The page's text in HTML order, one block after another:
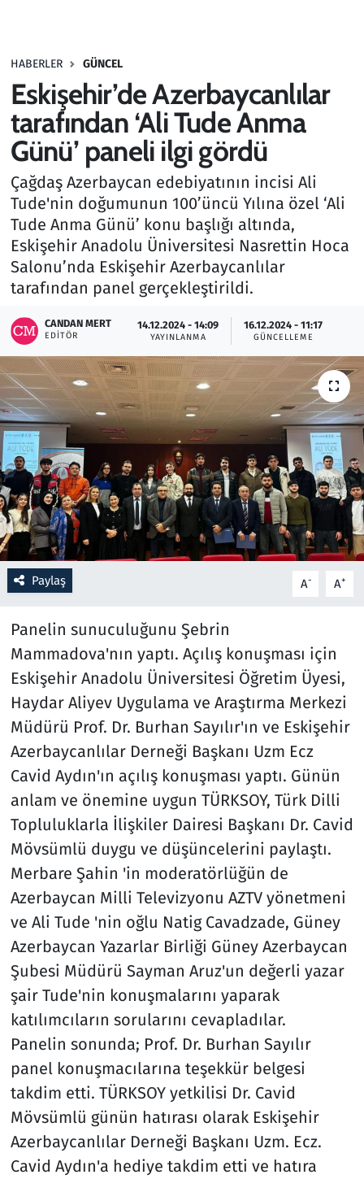
HABERLER GÜNCEL
Eskişehir’de Azerbaycanlılar
tarafından ‘Ali Tude Anma
Günü’ paneli ilgi gördü
Çağdaş Azerbaycan edebiyatının incisi Ali
Tude'nin doğumunun 100’üncü Yılına özel ‘Ali
Tude Anma Günü’ konu başlığı altında,
Eskişehir Anadolu Üniversitesi Nasrettin Hoca
Salonu’nda Eskişehir Azerbaycanlılar
tarafından panel gerçekleştirildi.
CANDAN MERT
EDITÖR
14.12.2024 - 14:09
YAYINLANMA
16.12.2024 - 11:17
GÜNCELLEME
Paylaş A- A+
Panelin sunuculuğunu Şebrin
Mammadova'nın yaptı. Açılış konuşması için
Eskişehir Anadolu Üniversitesi Öğretim Üyesi,
Haydar Aliyev Uygulama ve Araştırma Merkezi
Müdürü Prof. Dr. Burhan Sayılır'ın ve Eskişehir
Azerbaycanlılar Derneği Başkanı Uzm Ecz
Cavid Aydın'ın açılış konuşması yaptı. Günün
anlam ve önemine uygun TÜRKSOY, Türk Dilli
Topluluklarla İlişkiler Dairesi Başkanı Dr. Cavid
Mövsümlü duygu ve düşüncelerini paylaştı.
Merbare Şahin 'in moderatörlüğün de
Azerbaycan Milli Televizyonu AZTV yönetmeni
ve Ali Tude 'nin oğlu Natig Cavadzade, Güney
Azerbaycan Yazarlar Birliği Güney Azerbaycan
Şubesi Müdürü Sayman Aruz'un değerli yazar
şair Tude'nin konuşmalarını yaparak
katılımcıların sorularını cevapladılar.
Panelin sonunda; Prof. Dr. Burhan Sayılır
panel konuşmacılarına teşekkür belgesi
takdim etti. TÜRKSOY yetkilisi Dr. Cavid
Mövsümlü günün hatırası olarak Eskişehir
Azerbaycanlılar Derneği Başkanı Uzm. Ecz.
Cavid Aydın'a hediye takdim etti ve hatıra
Haber
Kültür Sanat
Kurumsal Haberler
Lezzet Durağı
Memur ve Kamu
Otomobil
Oyun
Ramazan
Resmi İlanlar
Rüya Tabirleri
Sağlık
Savunma Sanayi
Seçim 2023
Teknoloji ve Bilim
Televizyon